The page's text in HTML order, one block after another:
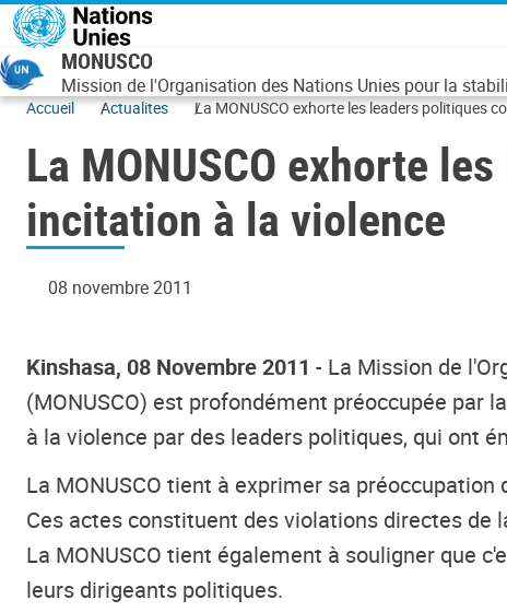
Aller au contenu principal
MONUSCO
Mission de l'Organisation des Nations Unies pour la
Accueil Actualites La MONUSCO exhorte les leaders politiques
La MONUSCO exhorte
incitation à la violence
08 novembre 2011
Kinshasa, 08 Novembre 2011 - La Mission de
(MONUSCO) est profondément préoccupée par
à la violence par des leaders politiques, qui ont
La MONUSCO tient à exprimer sa
Ces actes constituent des violations directes
La MONUSCO tient également à souligner que
leurs dirigeants politiques.